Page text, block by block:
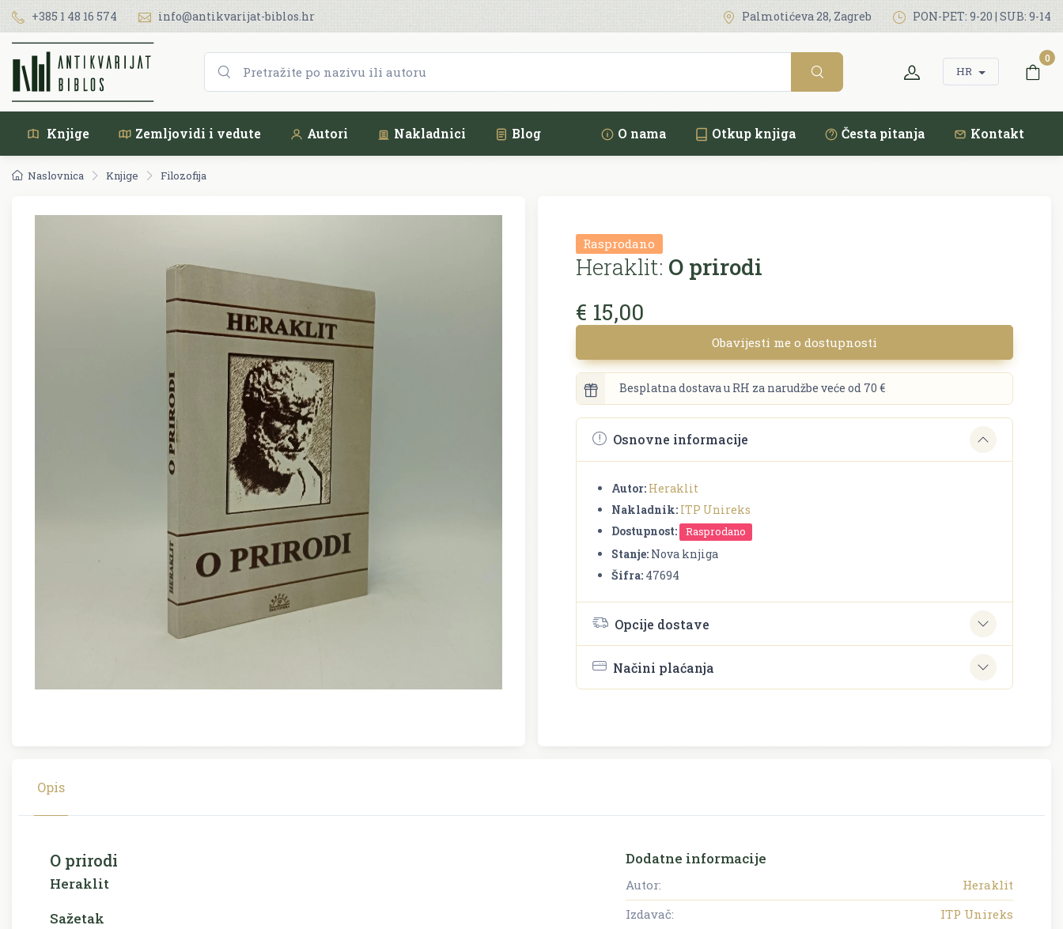
+385 1 48 16 574 info@antikvarijat-biblos.hr Palmotićeva 28, Zagreb PON-PET: 9-20 | SUB: 9-14
HR
0
Knjige Zemljovidi i vedute Autori Nakladnici Blog O nama Otkup knjiga Česta pitanja Kontakt
Naslovnica Knjige Filozofija
Rasprodano
Heraklit: O prirodi
€ 15,00
Obavijesti me o dostupnosti
Besplatna dostava u RH za narudžbe veće od 70 €
Osnovne informacije
Autor: Heraklit
Nakladnik: ITP Unireks
Dostupnost:
Rasprodano
Stanje: Nova knjiga
Šifra: 47694
Opcije dostave
Načini plaćanja
Opis
O prirodi
Heraklit
Sažetak
Dodatne informacije
Autor:
Heraklit
Izdavač:
ITP Unireks